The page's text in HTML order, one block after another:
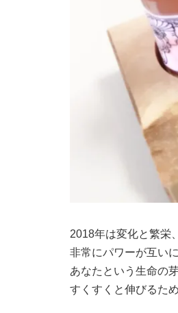
2018年は変化と繁
非常にパワーが互い
あなたという生命の
すくすくと伸びるた